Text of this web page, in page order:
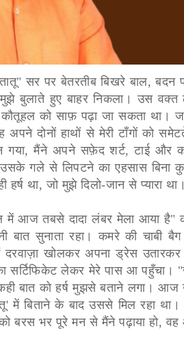
सर पर बेतरतीब बिखरे बाल, बदन
बुलाते हुए बाहर निकला। उस
कौतूहल को साफ़ पढ़ा जा सकता
अपने दोनों हाथों से मेरी टाँगों को
मैंने अपने सफ़ेद शर्ट, टाई और
गले से लिपटने का एहसास बिना
हर्ष था, जो मुझे दिलो-जान से प्यारा था।
में आज तबसे दादा लंबर मेला आया
बात सुनाता रहा। कमरे की चाबी
खोलकर अपना ड्रेस
सर्टिफिकेट लेकर मेरे पास आ पहुँचा।
बात को हर्ष मुझसे बताने लगा। आज
में बिताने के बाद उससे मिल रहा था।
बरस भर पूरे मन से मैंने पढ़ाया हो, वह